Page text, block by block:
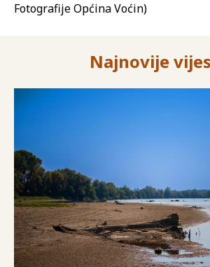
Fotografije Općina Voćin)
Najnovije